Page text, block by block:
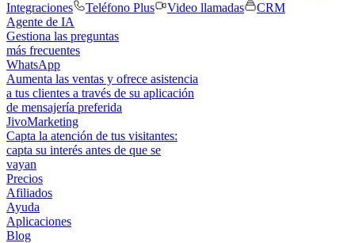
Integraciones
Teléfono Plus Video llamadas
CRM
Agente de IA
Gestiona las preguntas
más frecuentes
WhatsApp
Aumenta las ventas y ofrece asistencia
a tus clientes a través de su aplicación
de mensajería preferida
JivoMarketing
Capta la atención de tus visitantes:
capta su interés antes de que se
vayan
Precios
Afiliados
Ayuda
Aplicaciones
Blog